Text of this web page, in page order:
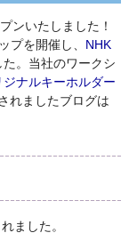
ンいたしました！
プを開催し、 NHK
。当社のワークシ
ジナルキーホルダー
れましたブログは
ました。